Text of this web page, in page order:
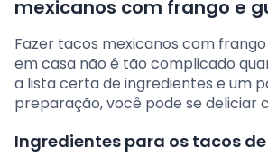
mexicanos com frango e
Fazer tacos mexicanos com
em casa não é tão complicado
a lista certa de ingredientes e um
preparação, você pode se deliciar
Ingredientes para os tacos